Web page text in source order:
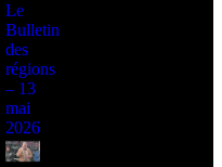
Le
Bulletin
des
régions
– 13
mai
2026